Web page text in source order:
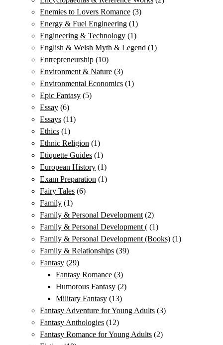
Enemies to Lovers Romance (3)
Energy & Fuel Engineering (1)
Engineering & Technology (1)
English & Welsh Myth & Legend (1)
Entrepreneurship (10)
Environment & Nature (3)
Environmental Economics (1)
Epic Fantasy (5)
Essay (6)
Essays (11)
Ethics (1)
Ethnic Religion (1)
Etiquette Guides (1)
European History (1)
Exam Preparation (1)
Fairy Tales (6)
Family (1)
Family & Personal Development (2)
Family & Personal Development ( (1)
Family & Personal Development (Books) (1)
Family & Relationships (39)
Fantasy (29)
Fantasy Romance (3)
Humorous Fantasy (2)
Military Fantasy (13)
Fantasy Adventure for Young Adults (3)
Fantasy Anthologies (12)
Fantasy Romance for Young Adults (2)